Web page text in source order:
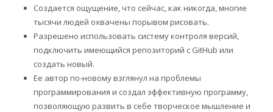
Создается ощущение, что сейчас, как никогда, многие
тысячи людей охвачены порывом рисовать.
Разрешено использовать систему контроля версий,
подключить имеющийся репозиторий с GitHub или
создать новый.
Ее автор по-новому взглянул на проблемы
программирования и создал эффективную программу,
позволяющую развить в себе творческое мышление и